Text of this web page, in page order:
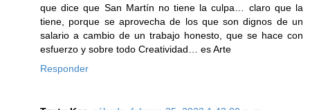
que dice que San Martín no tiene la culpa… claro que la
tiene, porque se aprovecha de los que son dignos de un
salario a cambio de un trabajo honesto, que se hace con
esfuerzo y sobre todo Creatividad… es Arte
Responder